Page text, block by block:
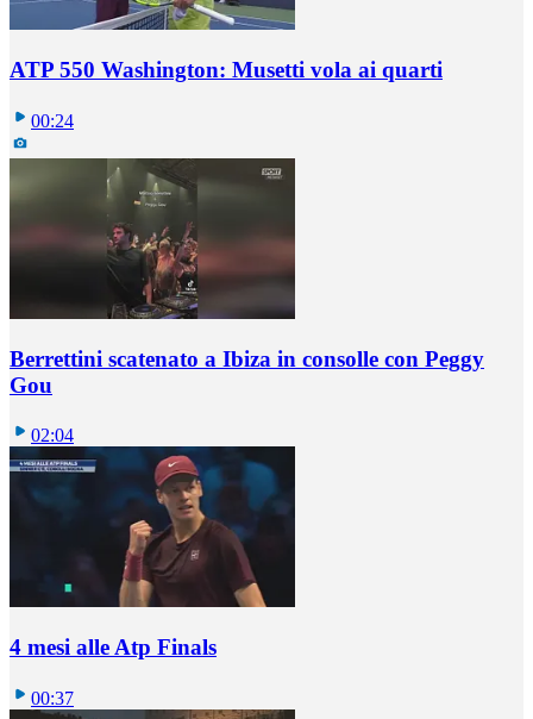
ATP 550 Washington: Musetti vola ai quarti
00:24
Berrettini scatenato a Ibiza in consolle con Peggy
Gou
02:04
4 mesi alle Atp Finals
00:37